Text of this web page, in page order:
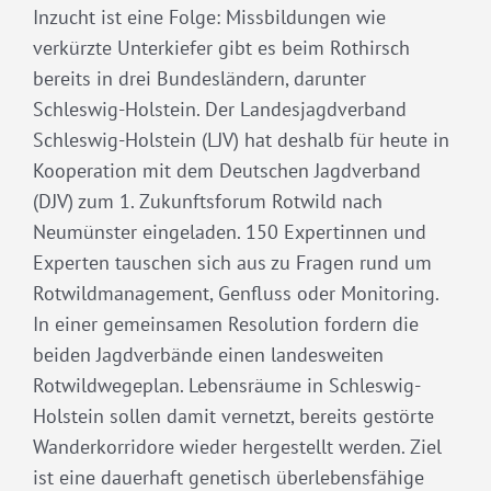
Inzucht ist eine Folge: Missbildungen wie
verkürzte Unterkiefer gibt es beim Rothirsch
bereits in drei Bundesländern, darunter
Schleswig-Holstein. Der Landesjagdverband
Schleswig-Holstein (LJV) hat deshalb für heute in
Kooperation mit dem Deutschen Jagdverband
(DJV) zum 1. Zukunftsforum Rotwild nach
Neumünster eingeladen. 150 Expertinnen und
Experten tauschen sich aus zu Fragen rund um
Rotwildmanagement, Genfluss oder Monitoring.
In einer gemeinsamen Resolution fordern die
beiden Jagdverbände einen landesweiten
Rotwildwegeplan. Lebensräume in Schleswig-
Holstein sollen damit vernetzt, bereits gestörte
Wanderkorridore wieder hergestellt werden. Ziel
ist eine dauerhaft genetisch überlebensfähige